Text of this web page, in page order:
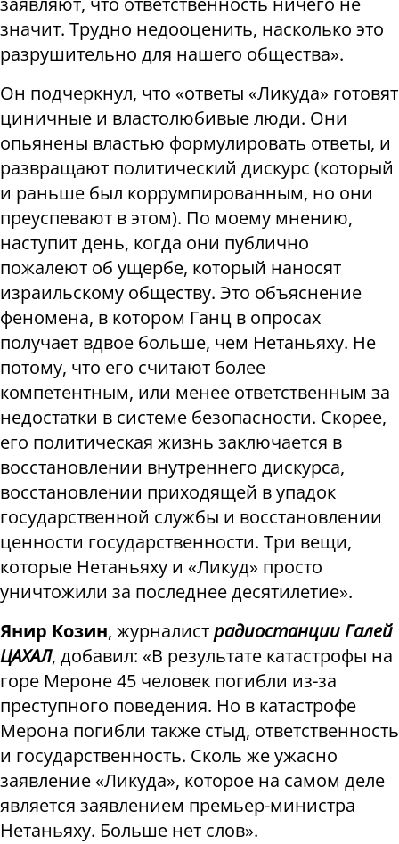
значит. Трудно недооценить, насколько это
разрушительно для нашего общества».
Он подчеркнул, что «ответы «Ликуда» готовят
циничные и властолюбивые люди. Они
опьянены властью формулировать ответы, и
развращают политический дискурс (который
и раньше был коррумпированным, но они
преуспевают в этом). По моему мнению,
наступит день, когда они публично
пожалеют об ущербе, который наносят
израильскому обществу. Это объяснение
феномена, в котором Ганц в опросах
получает вдвое больше, чем Нетаньяху. Не
потому, что его считают более
компетентным, или менее ответственным за
недостатки в системе безопасности. Скорее,
его политическая жизнь заключается в
восстановлении внутреннего дискурса,
восстановлении приходящей в упадок
государственной службы и восстановлении
ценности государственности. Три вещи,
которые Нетаньяху и «Ликуд» просто
уничтожили за последнее десятилетие».
Янир Козин, журналистрадиостанции Галей
ЦАХАЛ, добавил: «В результате катастрофы на
горе Мероне 45 человек погибли из-за
преступного поведения. Но в катастрофе
Мерона погибли также стыд, ответственность
и государственность. Сколь же ужасно
заявление «Ликуда», которое на самом деле
является заявлением премьер-министра
Нетаньяху. Больше нет слов».